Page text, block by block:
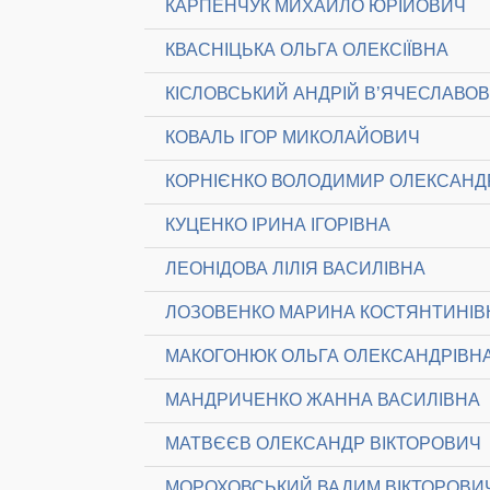
КАРПЕНЧУК МИХАЙЛО ЮРІЙОВИЧ
КВАСНІЦЬКА ОЛЬГА ОЛЕКСІЇВНА
КІСЛОВСЬКИЙ АНДРІЙ
КОВАЛЬ ІГОР МИКОЛАЙОВИЧ
КОРНІЄНКО ВОЛОДИМИР
КУЦЕНКО ІРИНА ІГОРІВНА
ЛЕОНІДОВА ЛІЛІЯ ВАСИЛІВНА
ЛОЗОВЕНКО МАРИНА
МАКОГОНЮК ОЛЬГА
МАНДРИЧЕНКО ЖАННА ВАСИЛІВНА
МАТВЄЄВ ОЛЕКСАНДР ВІКТОРОВИЧ